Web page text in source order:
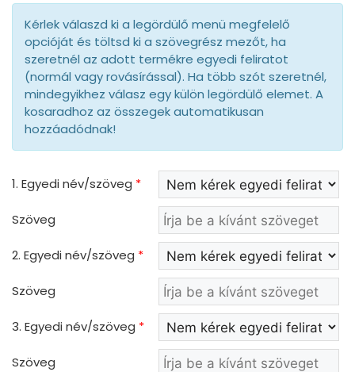
Kérlek válaszd ki a legördülő menü megfelelő
opcióját és töltsd ki a szövegrész mezőt, ha
szeretnél az adott termékre egyedi feliratot
(normál vagy rovásírással). Ha több szót szeretnél,
mindegyikhez válasz egy külön legördülő elemet. A
kosaradhoz az összegek automatikusan
hozzáadódnak!
1. Egyedi név/szöveg *
Szöveg
2. Egyedi név/szöveg *
Szöveg
3. Egyedi név/szöveg *
Szöveg